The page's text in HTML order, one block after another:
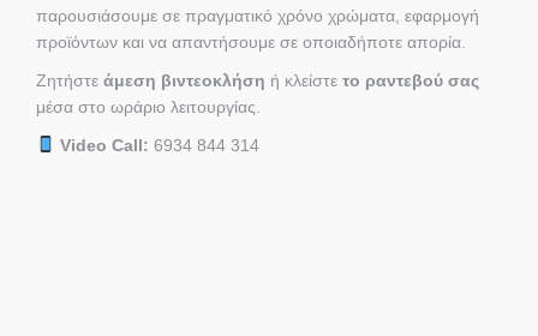
παρουσιάσουμε σε πραγματικό χρόνο χρώματα, εφαρμογή
προϊόντων και να απαντήσουμε σε οποιαδήποτε απορία.
Ζητήστε άμεση βιντεοκλήση ή κλείστε το ραντεβού σας
μέσα στο ωράριο λειτουργίας.
Video Call: 6934 844 314